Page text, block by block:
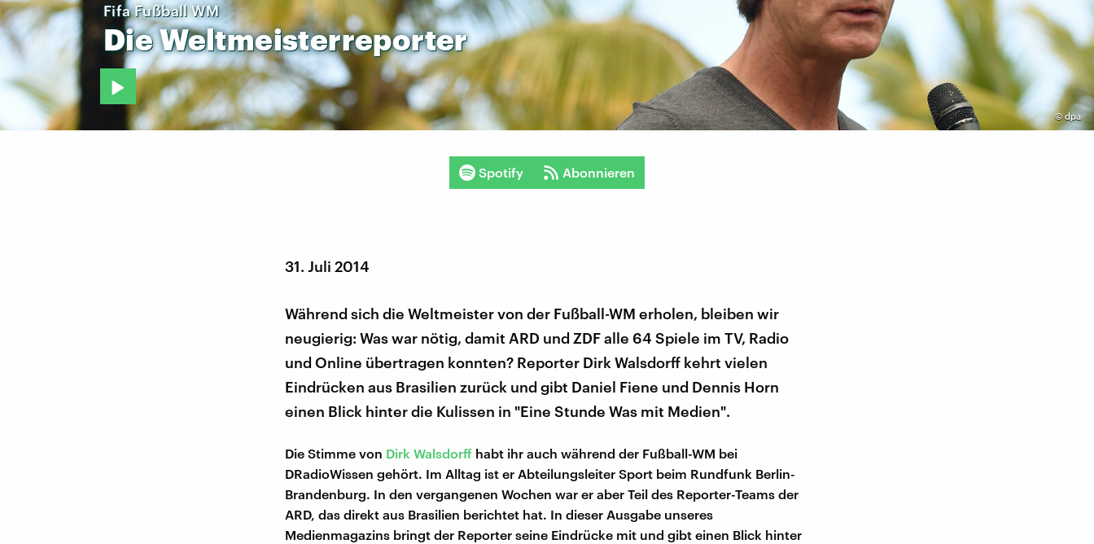
© dpa
Fifa Fußball WM
DieWeltmeisterreporter
Spotify Abonnieren
31. Juli 2014
Während sich die Weltmeister von der Fußball-WM erholen, bleiben wir
neugierig: Was war nötig, damit ARD und ZDF alle 64 Spiele im TV, Radio
und Online übertragen konnten? Reporter Dirk Walsdorff kehrt vielen
Eindrücken aus Brasilien zurück und gibt Daniel Fiene und Dennis Horn
einen Blick hinter die Kulissen in "Eine Stunde Was mit Medien".
Die Stimme von Dirk Walsdorff habt ihr auch während der Fußball-WM bei
DRadioWissen gehört. Im Alltag ist er Abteilungsleiter Sport beim Rundfunk Berlin-
Brandenburg. In den vergangenen Wochen war er aber Teil des Reporter-Teams der
ARD, das direkt aus Brasilien berichtet hat. In dieser Ausgabe unseres
Medienmagazins bringt der Reporter seine Eindrücke mit und gibt einen Blick hinter